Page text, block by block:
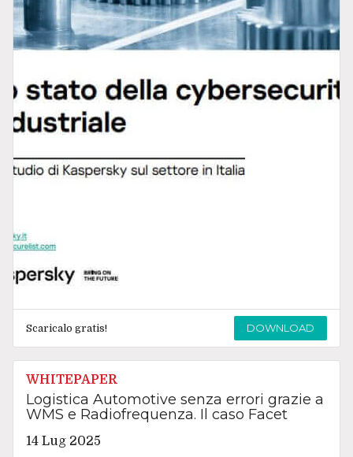
Scaricalo gratis! DOWNLOAD
WHITEPAPER
Logistica Automotive senza errori grazie a
WMS e Radiofrequenza. Il caso Facet
14 Lug 2025